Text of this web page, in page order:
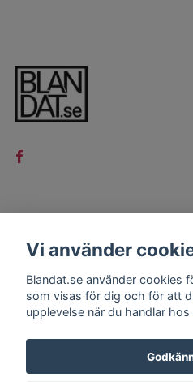
Kontakt
Köpvillkor
Vi använder
Blandat.se använder cookies
som visas för dig och för att
upplevelse när du handlar hos